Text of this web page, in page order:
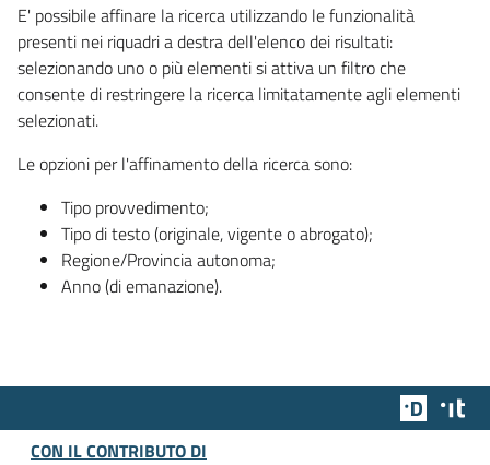
E' possibile affinare la ricerca utilizzando le funzionalità
presenti nei riquadri a destra dell'elenco dei risultati:
selezionando uno o più elementi si attiva un filtro che
consente di restringere la ricerca limitatamente agli elementi
selezionati.
Le opzioni per l'affinamento della ricerca sono:
Tipo provvedimento;
Tipo di testo (originale, vigente o abrogato);
Regione/Provincia autonoma;
Anno (di emanazione).
Team
CON IL CONTRIBUTO DI